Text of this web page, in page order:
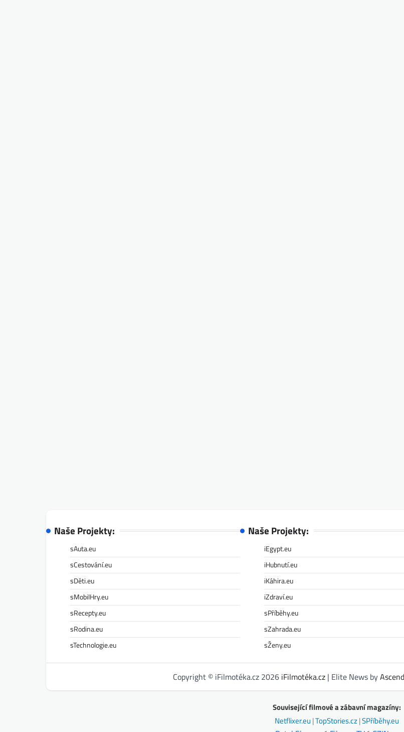
Naše Projekty:
sAuta.eu
sCestování.eu
sDěti.eu
sMobilHry.eu
sRecepty.eu
sRodina.eu
sTechnologie.eu
Naše Projekty:
iEgypt.eu
iHubnutí.eu
iKáhira.eu
iZdraví.eu
sPříběhy.eu
sZahrada.eu
sŽeny.eu
Copyright © iFilmotéka.cz 2026 iFilmotéka.cz| Elite News by
Související filmové a zábavní magazíny:
Netflixer.eu |TopStories.cz|SPříběhy.eu